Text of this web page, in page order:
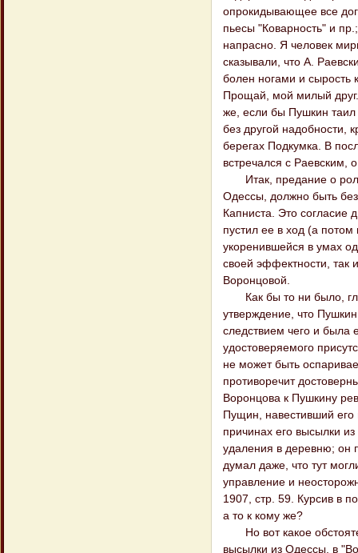
опрокидывающее все
пьесы "Коварность" и
напрасно. Я человек
сказывали, что А.
болен ногами и сырость
Прощай, мой милый
же, если бы Пушкин таил
без другой надобности,
берегах Подкумка. В
встречался с Раевским,
Итак, предание о
Одессы, должно быть
Капниста. Это согласие
пустил ее в ход (а потом
укоренившейся в умах
своей эффектности, так
Воронцовой.
Как бы то ни было,
утверждение, что
следствием чего и была
удостоверяемого
не может быть
противоречит
Воронцова к Пушкину
Пущин, навестивший его
причинах его высылки
удаления в деревню; он
думал даже, что тут
управление и
1907, стр. 59. Курсив в
а то к кому же?
Но вот какое
высылки из Одессы, в